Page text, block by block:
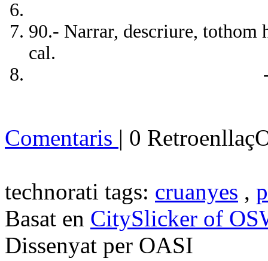
90.- Narrar, descriure, tothom
cal.
Comentaris | 0
technorati tags: cruanyes ,
Basat en CitySlicker of
Dissenyat per OASI